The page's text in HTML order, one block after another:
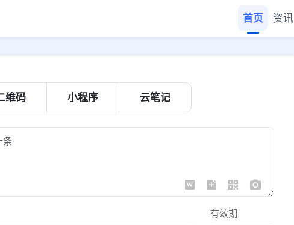
首页 资讯
维码 小程序 云笔记
有效期